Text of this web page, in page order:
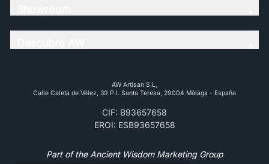
AW Artisan S.L,
Calle Caleta de Vélez, 39 P.l. Santa Teresa, 29004 Málaga - España
CIF: B93657658
EROI: ESB93657658
Part of the Ancient Wisdom Marketing Group